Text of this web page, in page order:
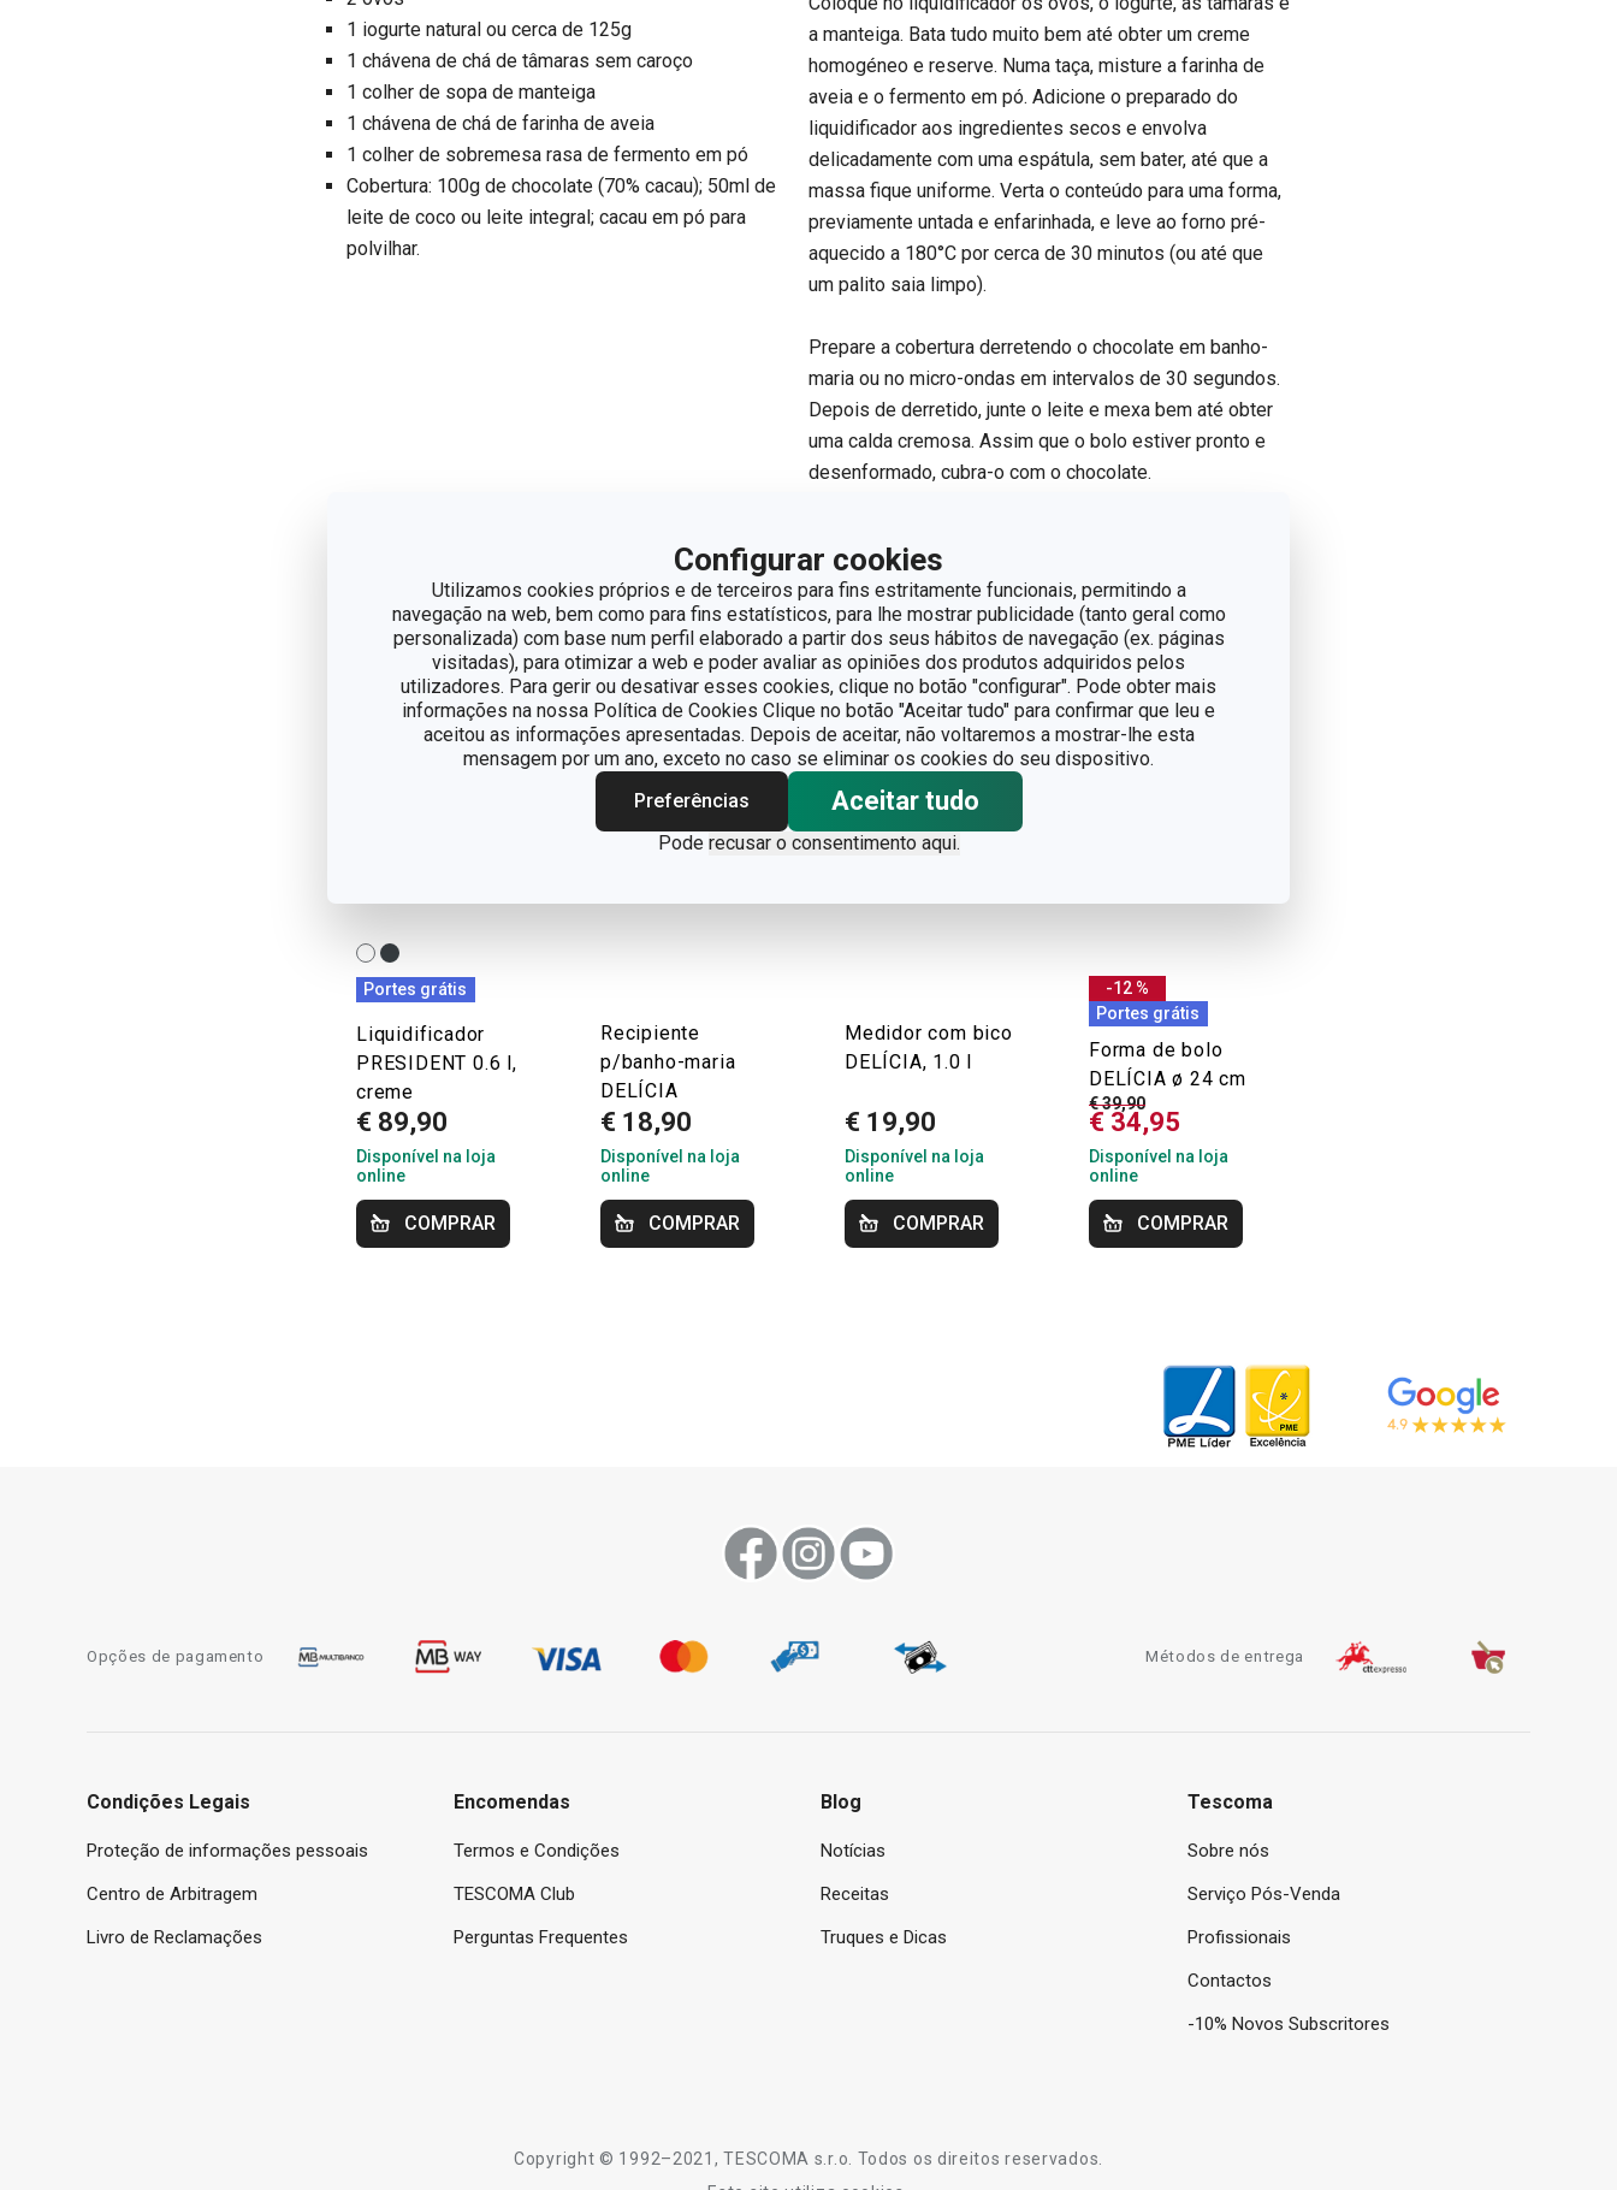
Configurar cookies
Utilizamos cookies próprios e de terceiros para fins estritamente funcionais, permitindo a
navegação na web, bem como para fins estatísticos, para lhe mostrar publicidade (tanto geral como
personalizada) com base num perfil elaborado a partir dos seus hábitos de navegação (ex. páginas
visitadas), para otimizar a web e poder avaliar as opiniões dos produtos adquiridos pelos
utilizadores. Para gerir ou desativar esses cookies, clique no botão "configurar". Pode obter mais
informações na nossa Política de Cookies Clique no botão "Aceitar tudo" para confirmar que leu e
aceitou as informações apresentadas. Depois de aceitar, não voltaremos a mostrar-lhe esta
mensagem por um ano, exceto no caso se eliminar os cookies do seu dispositivo.
Preferências
Aceitar tudo
Pode recusar o consentimento aqui.
1 iogurte natural ou cerca de 125g
1 chávena de chá de tâmaras sem caroço
1 colher de sopa de manteiga
1 chávena de chá de farinha de aveia
1 colher de sobremesa rasa de fermento em pó
Cobertura: 100g de chocolate (70% cacau); 50ml de
leite de coco ou leite integral; cacau em pó para
polvilhar.
a manteiga. Bata tudo muito bem até obter um creme
homogéneo e reserve. Numa taça, misture a farinha de
aveia e o fermento em pó. Adicione o preparado do
liquidificador aos ingredientes secos e envolva
delicadamente com uma espátula, sem bater, até que a
massa fique uniforme. Verta o conteúdo para uma forma,
previamente untada e enfarinhada, e leve ao forno pré-
aquecido a 180°C por cerca de 30 minutos (ou até que
um palito saia limpo).
Prepare a cobertura derretendo o chocolate em banho-
maria ou no micro-ondas em intervalos de 30 segundos.
Depois de derretido, junte o leite e mexa bem até obter
uma calda cremosa. Assim que o bolo estiver pronto e
desenformado, cubra-o com o chocolate.
Para preparar esta receita vai precisar dos seguintes utensílios de cozinha:
Portes grátis
Liquidificador
PRESIDENT 0.6 l,
creme
€ 89,90
Disponível na loja
online
COMPRAR
Recipiente
p/banho-maria
DELÍCIA
€ 18,90
Disponível na loja
online
COMPRAR
Medidor com bico
DELÍCIA, 1.0 l
€ 19,90
Disponível na loja
online
COMPRAR
-12 %
Portes grátis
Forma de bolo
DELÍCIA ø 24 cm
€ 39,90
€ 34,95
Disponível na loja
online
COMPRAR
Opções de pagamento Métodos de entrega
Condições Legais
Proteção de informações pessoais
Centro de Arbitragem
Livro de Reclamações
Encomendas
Termos e Condições
TESCOMA Club
Perguntas Frequentes
Blog
Notícias
Receitas
Truques e Dicas
Tescoma
Sobre nós
Serviço Pós-Venda
Profissionais
Contactos
-10% Novos Subscritores
Copyright © 1992–2021, TESCOMA s.r.o. Todos os direitos reservados.